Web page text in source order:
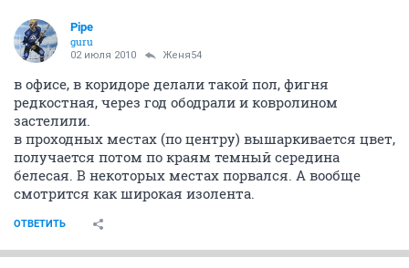
Pipe
guru
02 июля 2010 Женя54
в офисе, в коридоре делали такой пол, фигня
редкостная, через год ободрали и ковролином
застелили.
в проходных местах (по центру) вышаркивается цвет,
получается потом по краям темный середина
белесая. В некоторых местах порвался. А вообще
смотрится как широкая изолента.
ОТВЕТИТЬ